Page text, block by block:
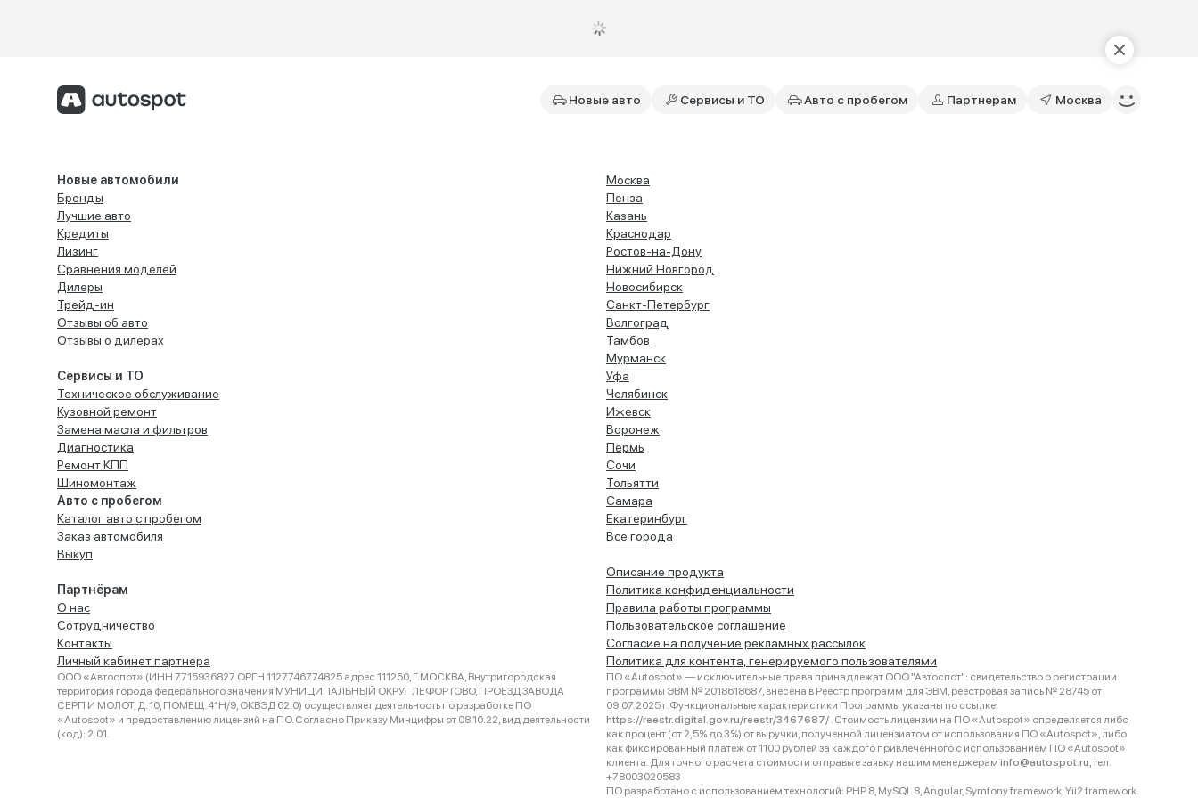
Новые авто Сервисы и ТО Авто с пробегом Партнерам Москва
Новые автомобили
Бренды
Лучшие авто
Кредиты
Лизинг
Сравнения моделей
Дилеры
Трейд-ин
Отзывы об авто
Отзывы о дилерах
Сервисы и ТО
Техническое обслуживание
Кузовной ремонт
Замена масла и фильтров
Диагностика
Ремонт КПП
Шиномонтаж
Авто с пробегом
Каталог авто с пробегом
Заказ автомобиля
Выкуп
Партнёрам
О нас
Сотрудничество
Контакты
Личный кабинет партнера
Москва
Пенза
Казань
Краснодар
Ростов-на-Дону
Нижний Новгород
Новосибирск
Санкт-Петербург
Волгоград
Тамбов
Мурманск
Уфа
Челябинск
Ижевск
Воронеж
Пермь
Сочи
Тольятти
Самара
Екатеринбург
Все города
Описание продукта
Политика конфиденциальности
Правила работы программы
Пользовательское соглашение
Согласие на получение рекламных рассылок
Политика для контента, генерируемого пользователями
ООО «Автоспот» (ИНН 7715936827 ОРГН 1127746774825 адрес 111250, Г.МОСКВА, Внутригородская
территория города федерального значения МУНИЦИПАЛЬНЫЙ ОКРУГ ЛЕФОРТОВО, ПРОЕЗД ЗАВОДА
СЕРП И МОЛОТ, Д. 10, ПОМЕЩ. 41Н/9, ОКВЭД 62.0) осуществляет деятельность по разработке ПО
«Autospot» и предоставлению лицензий на ПО. Согласно Приказу Минцифры от 08.10.22, вид деятельности
(код): 2.01.
ПО «Autospot» — исключительные права принадлежат ООО "Автоспот": свидетельство о регистрации
программы ЭВМ № 2018618687, внесена в Реестр программ для ЭВМ, реестровая запись № 28745 от
09.07.2025 г. Функциональные характеристики Программы указаны по ссылке:
https://reestr.digital.gov.ru/reestr/3467687/ . Стоимость лицензии на ПО «Autospot» определяется либо
как процент (от 2,5% до 3%) от выручки, полученной лицензиатом от использования ПО «Autospot», либо
как фиксированный платеж от 1100 рублей за каждого привлеченного с использованием ПО «Autospot»
клиента. Для точного расчета стоимости отправьте заявку нашим менеджерам info@autospot.ru, тел.
+78003020583
ПО разработано с использованием технологий: PHP 8, MySQL 8, Angular, Symfony framework, Yii2 framework.